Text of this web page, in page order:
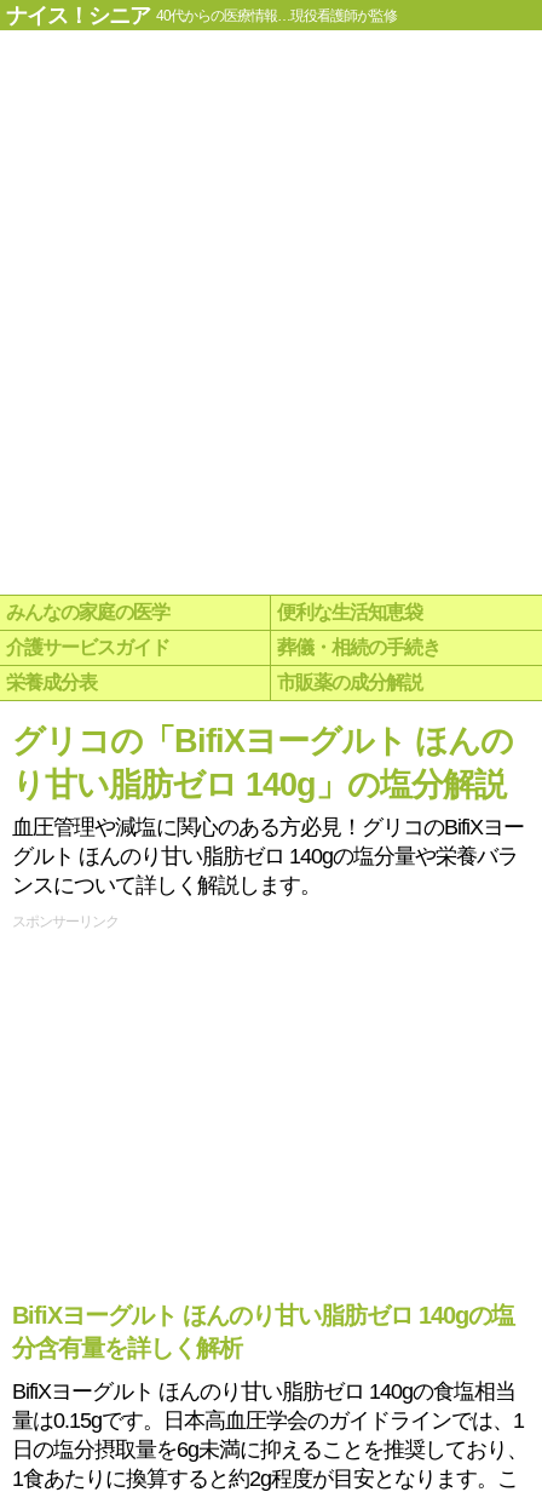
ナイス！シニア 40代からの医療情報…現役看護師が監修
みんなの家庭の医学
便利な生活知恵袋
介護サービスガイド
葬儀・相続の手続き
栄養成分表
市販薬の成分解説
グリコの「BifiXヨーグルト ほんの
り甘い脂肪ゼロ 140g」の塩分解説
血圧管理や減塩に関心のある方必見！グリコのBifiXヨー
グルト ほんのり甘い脂肪ゼロ 140gの塩分量や栄養バラ
ンスについて詳しく解説します。
スポンサーリンク
BifiXヨーグルト ほんのり甘い脂肪ゼロ 140gの塩
分含有量を詳しく解析
BifiXヨーグルト ほんのり甘い脂肪ゼロ 140gの食塩相当
量は0.15gです。日本高血圧学会のガイドラインでは、1
日の塩分摂取量を6g未満に抑えることを推奨しており、
1食あたりに換算すると約2g程度が目安となります。こ